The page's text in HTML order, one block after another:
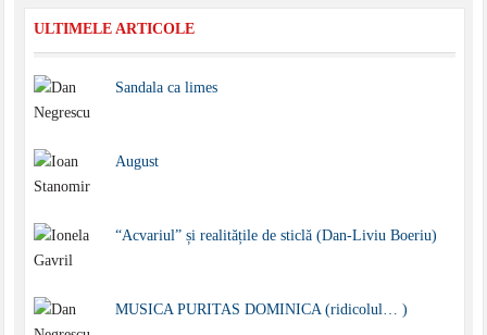
ULTIMELE ARTICOLE
Sandala ca limes
August
“Acvariul” și realitățile de sticlă (Dan-Liviu Boeriu)
MUSICA PURITAS DOMINICA (ridicolul… )